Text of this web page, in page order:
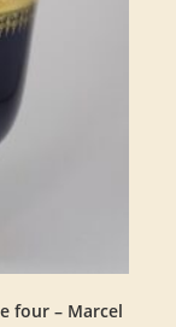
four – Marcel